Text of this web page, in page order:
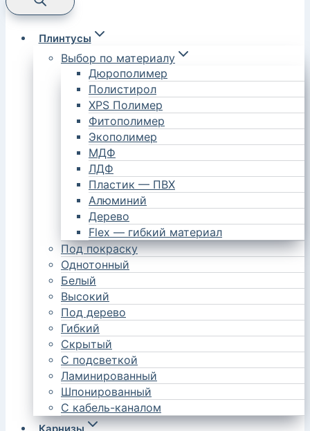
Плинтусы
Выбор по материалу
Дюрополимер
Полистирол
XPS Полимер
Фитополимер
Экополимер
МДФ
ЛДФ
Пластик — ПВХ
Алюминий
Дерево
Flex — гибкий материал
Под покраску
Однотонный
Белый
Высокий
Под дерево
Гибкий
Скрытый
С подсветкой
Ламинированный
Шпонированный
С кабель-каналом